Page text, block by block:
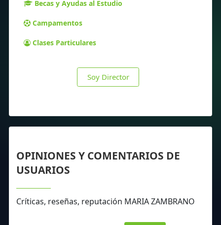
Becas y Ayudas al Estudio
Campamentos
Clases Particulares
Soy Director
OPINIONES Y COMENTARIOS DE
USUARIOS
Críticas, reseñas, reputación MARIA ZAMBRANO